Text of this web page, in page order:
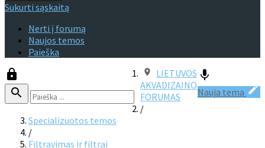
Sukurti sąskaitą
Nerti į forumą
Naujos temos
Paieška
Nauja tema
LIETUVOS
AKVADIZAINO
FORUMAS
/
Specializuotos temos
/
Filtravimas ir filtrai